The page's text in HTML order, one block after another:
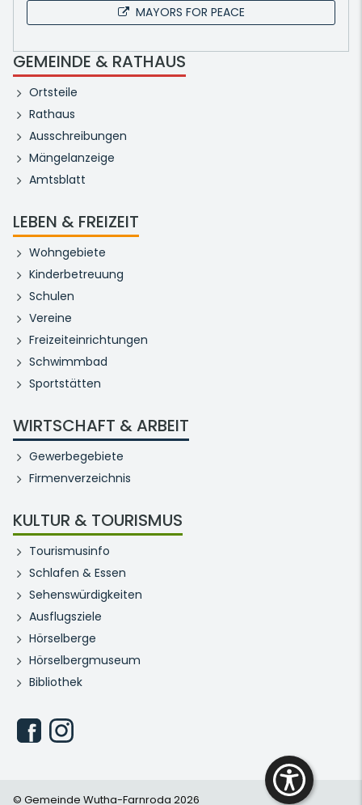
MAYORS FOR PEACE
GEMEINDE & RATHAUS
Ortsteile
Rathaus
Ausschreibungen
Mängelanzeige
Amtsblatt
LEBEN & FREIZEIT
Wohngebiete
Kinderbetreuung
Schulen
Vereine
Freizeiteinrichtungen
Schwimmbad
Sportstätten
WIRTSCHAFT & ARBEIT
Gewerbegebiete
Firmenverzeichnis
KULTUR & TOURISMUS
Tourismusinfo
Schlafen & Essen
Sehenswürdigkeiten
Ausflugsziele
Hörselberge
Hörselbergmuseum
Bibliothek
© Gemeinde Wutha-Farnroda 2026